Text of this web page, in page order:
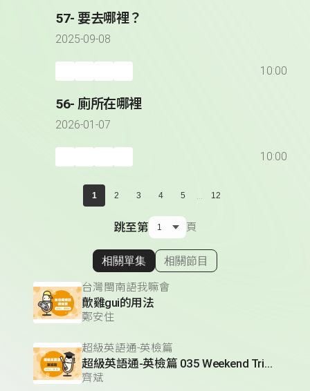
57- 要去哪裡？
2025-09-08
10:00
56- 廁所在哪裡
2026-01-07
10:00
1 2 3 4 5 ... 12
跳至第 頁
顯示相關單集
相關單集 相關節目
台灣閩南語我嘛會
歕雞gui的用法
鄭安住
超級英語通-英檢篇
超級英語通-英檢篇 035 Weekend Trip- 週末旅遊
齊斌